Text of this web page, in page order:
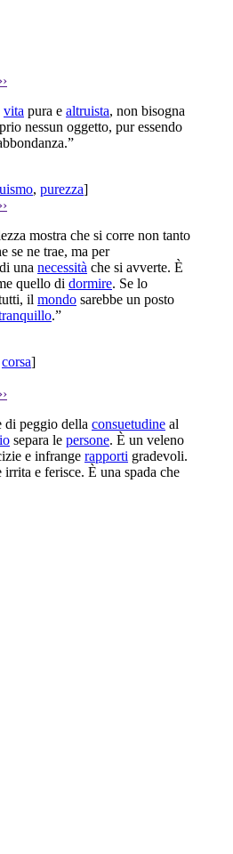
››
vita pura e altruista, non bisogna
nessun oggetto, pur essendo
, purezza]
››
mostra che si corre non tanto
se ne trae, ma per
di una necessità che si avverte. È
quello di dormire. Se lo
il mondo sarebbe un posto
.”
corsa]
››
di peggio della consuetudine al
separa le persone. È un veleno
e infrange rapporti gradevoli.
irrita e ferisce. È una spada che